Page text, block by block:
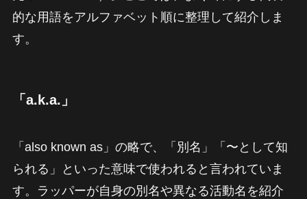
的な用語をアルファベット順に整理して紹介しま
す。
「a.k.a.」
「also known as」の略で、「別名」「〜として知
られる」といった意味で使われると言われていま
す。ラッパーが自身の別名や異なる活動名を紹介